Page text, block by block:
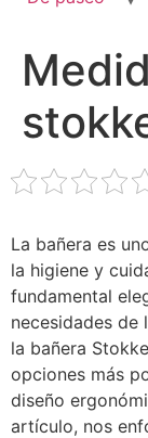
La bañera es
la higiene y
fundamental
necesidades de
la bañera
opciones más
diseño
artículo, nos